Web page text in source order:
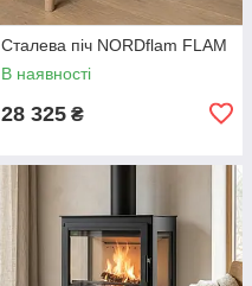
Сталева піч NORDflam FLAM
В наявності
28 325 ₴